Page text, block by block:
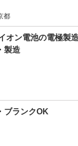
都
オン電池の電極製
製造
ブランクOK